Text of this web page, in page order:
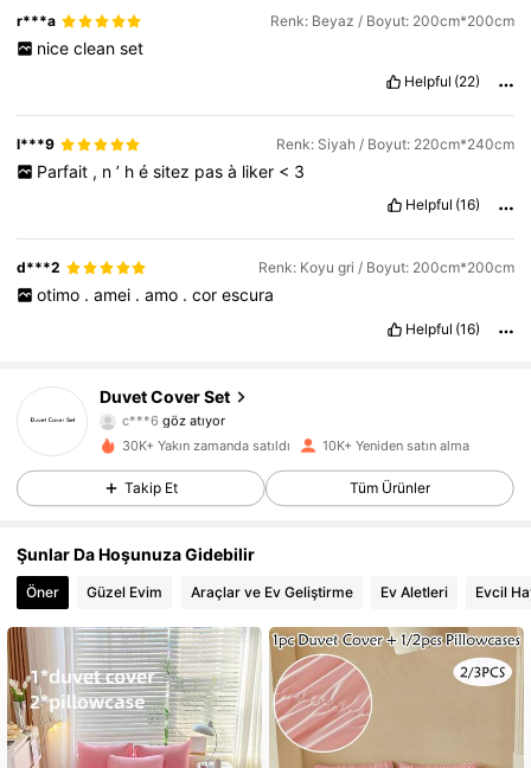
r***a Renk: Beyaz / Boyut: 200cm*200cm
nice clean set
Helpful (22)
l***9 Renk: Siyah / Boyut: 220cm*240cm
Parfait , n ’ h é sitez pas à liker < 3
Helpful (16)
d***2 Renk: Koyu gri / Boyut: 200cm*200cm
otimo . amei . amo . cor escura
Helpful (16)
Duvet Cover Set
c***6 göz atıyor
4,86
1.8K Takipçiler
4,86 1.8K Takipçiler
4,86 1.8K Takipçiler
4,86 1.8K Takipçiler
30K+ Yakın zamanda satıldı 10K+ Yeniden satın alma
Takip Et Tüm Ürünler
Şunlar Da Hoşunuza Gidebilir
Öner Güzel Evim Araçlar ve Ev Geliştirme Ev Aletleri Evcil